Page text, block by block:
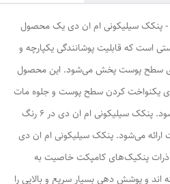
پروانه بهداشتی ساخت: 56/16870 - پنکک سیلیکونی ام ان دی یک محصول
است که قابلیت پوشانندگی یکپارچه و
روی سطح پوست پخش می‌شود. این محصول
یکنواخت کردن سطح پوست و جلوه مات
مخملی پوست صورت استفاده می‌شود. پنکک سیلیکونی ام ان دی در 6 رنگ
می‌شود. پنکک سیلیکونی ام ان دی
پنکیک‌های کامپکت خاصیت به
اند و پوشش دهی بسیار سریع و بالایی را